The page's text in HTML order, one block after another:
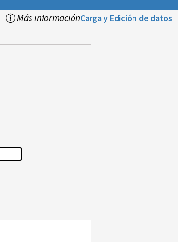
Más informaciónCarga y Edición de datos